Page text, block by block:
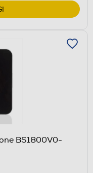
BS1800V0-